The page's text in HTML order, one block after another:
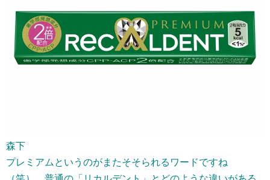
森下
プレミアムというのがまたそそられるワードですね